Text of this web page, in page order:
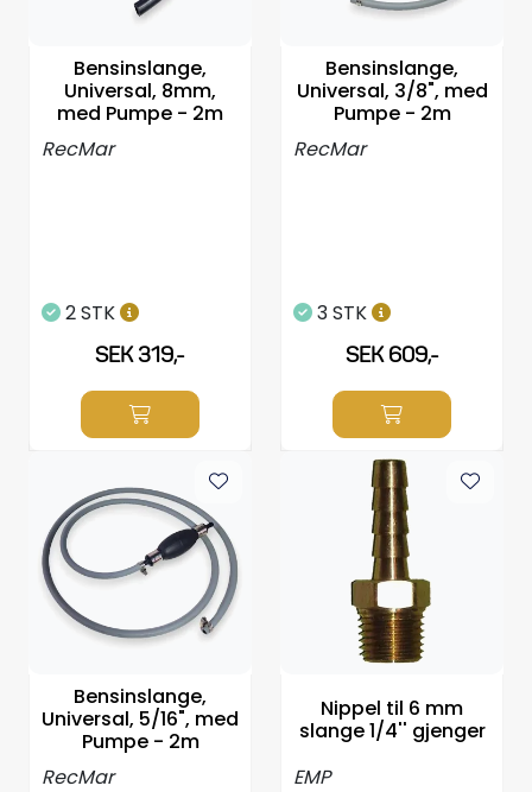
Bensinslange,
Universal, 8mm,
med Pumpe - 2m
RecMar
2 STK
SEK 319,-
Bensinslange,
Universal, 3/8", med
Pumpe - 2m
RecMar
3 STK
SEK 609,-
Bensinslange,
Universal, 5/16", med
Pumpe - 2m
RecMar
Nippel til 6 mm
slange 1/4'' gjenger
EMP